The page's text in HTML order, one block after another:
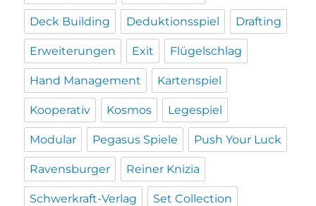
Deck Building Deduktionsspiel Drafting
Erweiterungen Exit Flügelschlag
Hand Management Kartenspiel
Kooperativ Kosmos Legespiel
Modular Pegasus Spiele Push Your Luck
Ravensburger Reiner Knizia
Schwerkraft-Verlag Set Collection